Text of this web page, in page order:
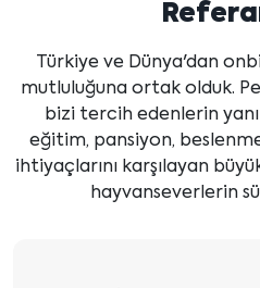
Türkiye ve Dünya'dan
mutluluğuna ortak olduk.
bizi tercih edenlerin
eğitim, pansiyon,
ihtiyaçlarını karşılayan
hayvanseverlerin